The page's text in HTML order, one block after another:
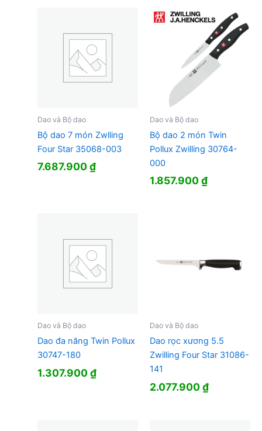
Dao và Bộ dao
Bộ dao 7 món Zwlling
Four Star 35068-003
7.687.900₫
Dao và Bộ dao
Bộ dao 2 món Twin
Pollux Zwilling 30764-
000
1.857.900₫
Dao và Bộ dao
Dao đa năng Twin Pollux
30747-180
1.307.900₫
Dao và Bộ dao
Dao rọc xương 5.5
Zwilling Four Star 31086-
141
2.077.900₫